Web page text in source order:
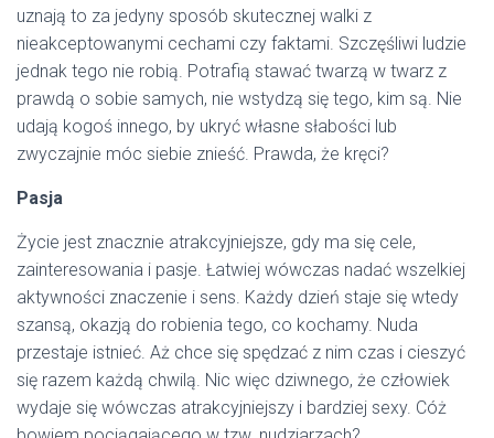
uznają to za jedyny sposób skutecznej walki z
nieakceptowanymi cechami czy faktami. Szczęśliwi ludzie
jednak tego nie robią. Potrafią stawać twarzą w twarz z
prawdą o sobie samych, nie wstydzą się tego, kim są. Nie
udają kogoś innego, by ukryć własne słabości lub
zwyczajnie móc siebie znieść. Prawda, że kręci?
Pasja
Życie jest znacznie atrakcyjniejsze, gdy ma się cele,
zainteresowania i pasje. Łatwiej wówczas nadać wszelkiej
aktywności znaczenie i sens. Każdy dzień staje się wtedy
szansą, okazją do robienia tego, co kochamy. Nuda
przestaje istnieć. Aż chce się spędzać z nim czas i cieszyć
się razem każdą chwilą. Nic więc dziwnego, że człowiek
wydaje się wówczas atrakcyjniejszy i bardziej sexy. Cóż